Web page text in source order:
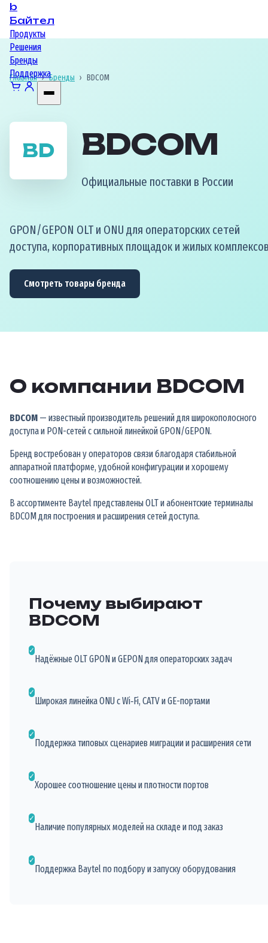
b
Байтел
Продукты
Решения
Бренды
Поддержка
Главная › Бренды › BDCOM
BD BDCOM
Официальные поставки в России
GPON/GEPON OLT и ONU для операторских сетей
доступа, корпоративных площадок и жилых
Смотреть товары бренда
О компании BDCOM
BDCOM — известный производитель решений для широкополосного
доступа и PON-сетей с сильной линейкой GPON/GEPON.
Бренд востребован у операторов связи благодаря стабильной
аппаратной платформе, удобной конфигурации и хорошему
соотношению цены и возможностей.
В ассортименте Baytel представлены OLT и абонентские терминалы
BDCOM для построения и расширения сетей доступа.
Почему выбирают
BDCOM
✓
Надёжные OLT GPON и GEPON для операторских задач
✓
Широкая линейка ONU с Wi‑Fi, CATV и GE-портами
✓
Поддержка типовых сценариев миграции и расширения сети
✓
Хорошее соотношение цены и плотности портов
✓
Наличие популярных моделей на складе и под заказ
✓
Поддержка Baytel по подбору и запуску оборудования